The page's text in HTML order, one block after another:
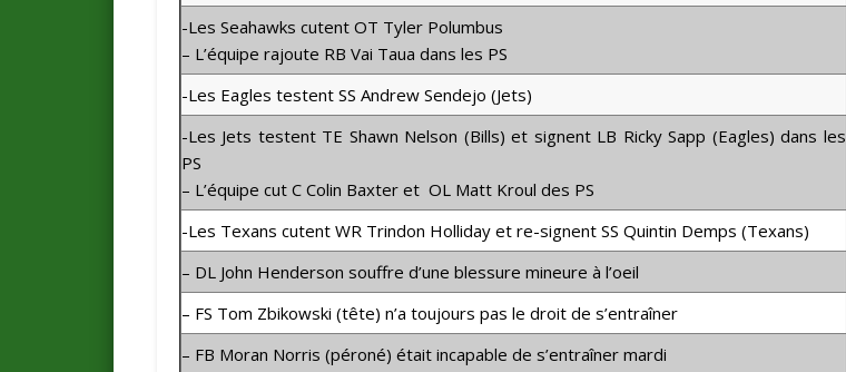
-Les Seahawks cutent OT Tyler Polumbus
– L’équipe rajoute RB Vai Taua dans les PS
-Les Eagles testent SS Andrew Sendejo (Jets)
-Les Jets testent TE Shawn Nelson (Bills) et signent LB Ricky Sapp (Eagles) dans les
PS
– L’équipe cut C Colin Baxter et OL Matt Kroul des PS
-Les Texans cutent WR Trindon Holliday et re-signent SS Quintin Demps (Texans)
– DL John Henderson souffre d’une blessure mineure à l’oeil
– FS Tom Zbikowski (tête) n’a toujours pas le droit de s’entraîner
– FB Moran Norris (péroné) était incapable de s’entraîner mardi